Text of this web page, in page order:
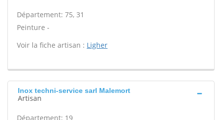
Département: 75, 31
Peinture -
Voir la fiche artisan : Ligher
Inox techni-service sarl Malemort
Artisan
Département: 19